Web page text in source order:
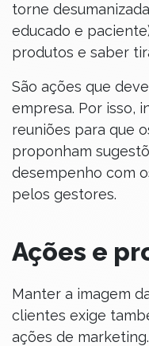
torne
educado e
produtos e saber
São ações que
empresa. Por isso,
reuniões para que
proponham
desempenho com
pelos gestores.
Ações e
Manter a imagem
clientes exige
ações de marketing.